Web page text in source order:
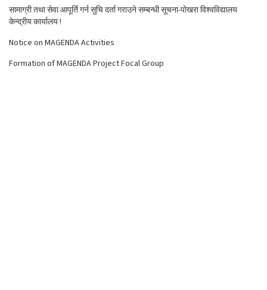
सामाग्री तथा सेवा आपूर्ति गर्न सुचि दर्ता गराउने सम्बन्धी सूचना-पोखरा विश्वविद्यालय
केन्द्रीय कार्यालय !
Notice on MAGENDA Activities
Formation of MAGENDA Project Focal Group